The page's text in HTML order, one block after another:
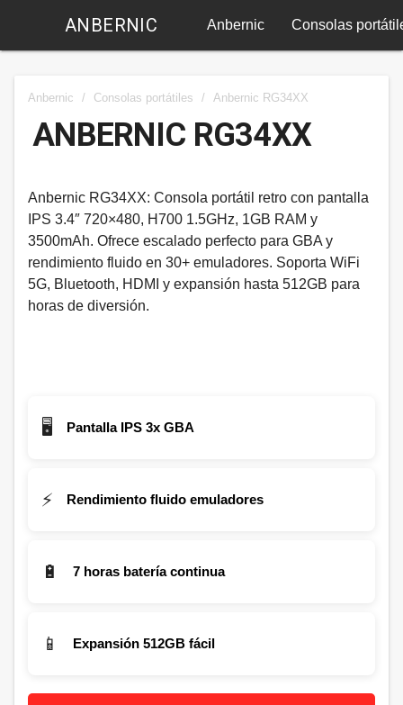
ANBERNIC Anbernic Consolas
Anbernic / Consolas portátiles / Anbernic RG34XX
ANBERNIC RG34XX
Anbernic RG34XX: Consola portátil retro con pantalla
IPS 3.4″ 720×480, H700 1.5GHz, 1GB RAM y
3500mAh. Ofrece escalado perfecto para GBA y
rendimiento fluido en 30+ emuladores. Soporta WiFi
5G, Bluetooth, HDMI y expansión hasta 512GB para
horas de diversión.
🖥️ Pantalla IPS 3x GBA
⚡ Rendimiento fluido emuladores
🔋 7 horas batería continua
📱 Expansión 512GB fácil